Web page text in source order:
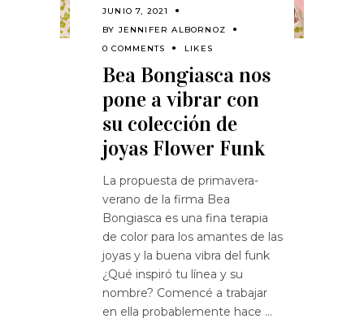
JUNIO 7, 2021
BY JENNIFER ALBORNOZ
0 COMMENTS
LIKES
Bea Bongiasca nos
pone a vibrar con
su colección de
joyas Flower Funk
La propuesta de primavera-
verano de la firma Bea
Bongiasca es una fina terapia
de color para los amantes de las
joyas y la buena vibra del funk
¿Qué inspiró tu línea y su
nombre? Comencé a trabajar
en ella probablemente hace